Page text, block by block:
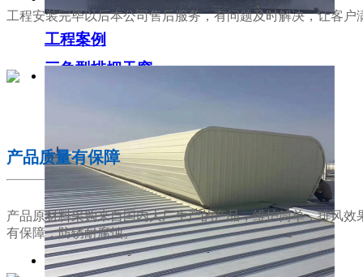
三角型排烟天窗
工程案例
工程安装完毕以后本公司售后服务，有问题及时解决，让客户
产品质量有保障
产品原材料采购来自国内大厂生产的产品，维护简单，排风效
有保障，防锈耐腐蚀。